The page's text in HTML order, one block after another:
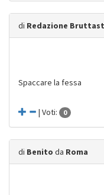
di Redazione
Spaccare la fessa
| Voti: 0
di Benito da Roma